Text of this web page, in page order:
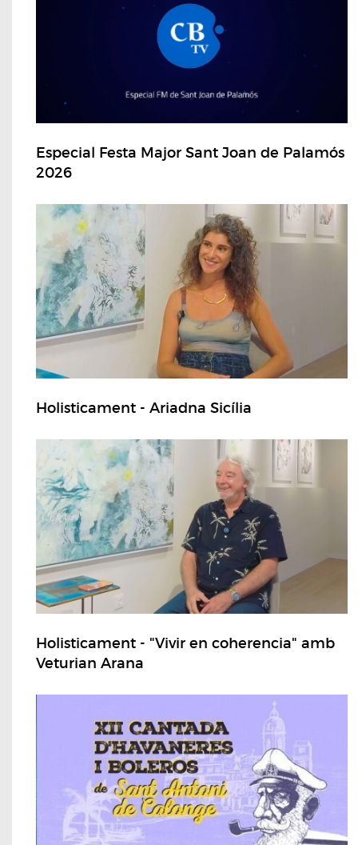
Especial Festa Major Sant Joan de Palamós
2026
Holisticament - Ariadna Sicília
Holisticament - "Vivir en coherencia" amb
Veturian Arana